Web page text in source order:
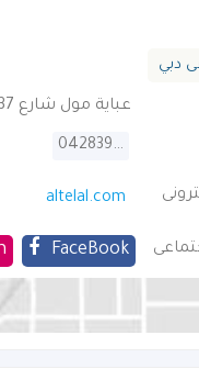
عباية مول شارع 37
042839335
altelal.com
FaceBook